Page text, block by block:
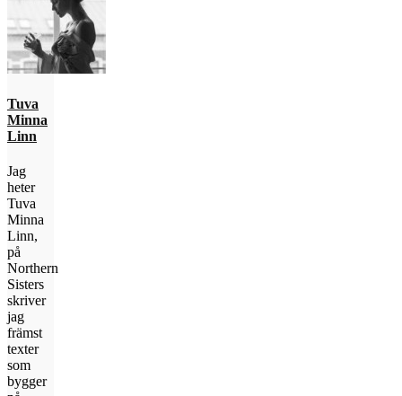
Tuva
Minna
Linn
Jag
heter
Tuva
Minna
Linn,
på
Northern
Sisters
skriver
jag
främst
texter
som
bygger